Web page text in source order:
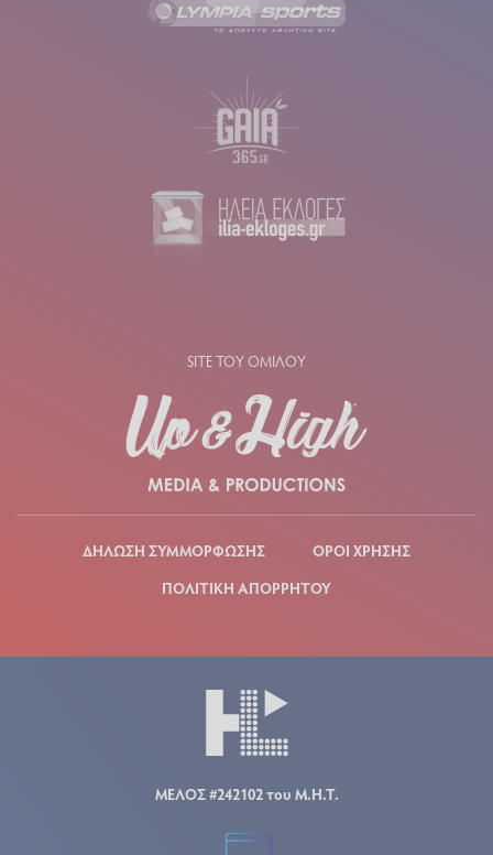
SITE ΤΟΥ ΟΜΙΛΟΥ
ΔΗΛΩΣΗ ΣΥΜΜΟΡΦΩΣΗΣ
ΟΡΟΙ ΧΡΗΣΗΣ
ΠΟΛΙΤΙΚΗ ΑΠΟΡΡΗΤΟΥ
ΜΕΛΟΣ #242102 του Μ.Η.Τ.